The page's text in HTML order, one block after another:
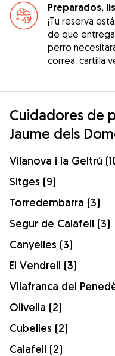
Preparados,
¡Tu reserva
de que
perro
correa, cartilla
Cuidadores de
Jaume dels
Vilanova i la Geltrú
Sitges (9)
Torredembarra (3)
Segur de Calafell (3)
Canyelles (3)
El Vendrell (3)
Vilafranca del
Olivella (2)
Cubelles (2)
Calafell (2)